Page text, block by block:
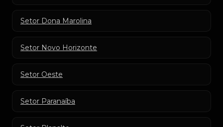
Setor Dona Marolina
Setor Novo Horizonte
Setor Oeste
Setor Paranaíba